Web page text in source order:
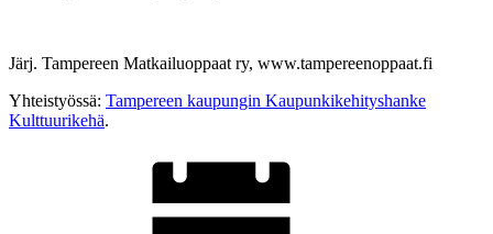
Järj. Tampereen Matkailuoppaat ry, www.tampereenoppaat.fi
Yhteistyössä: Tampereen kaupungin Kaupunkikehityshanke
Kulttuurikehä.